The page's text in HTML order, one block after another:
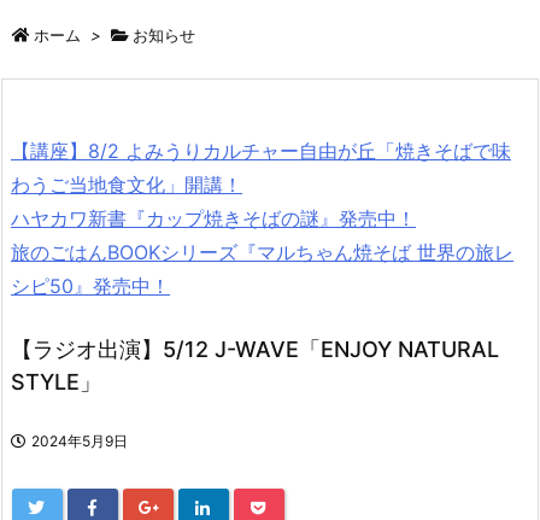
ホーム > お知らせ
【講座】8/2 よみうりカルチャー自由が丘「焼きそばで味
わうご当地食文化」開講！
ハヤカワ新書『カップ焼きそばの謎』発売中！
旅のごはんBOOKシリーズ『マルちゃん焼そば 世界の旅レ
シピ50』発売中！
【ラジオ出演】5/12 J-WAVE「ENJOY NATURAL
STYLE」
2024年5月9日